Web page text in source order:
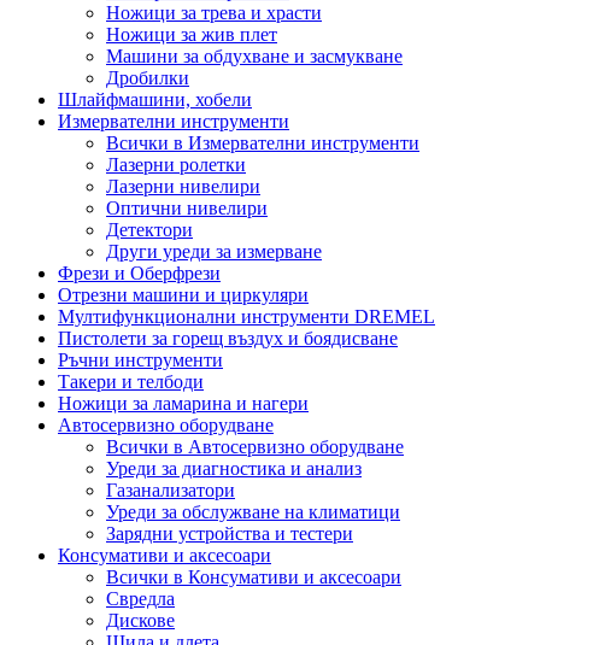
Ножици за трева и храсти
Ножици за жив плет
Машини за обдухване и засмукване
Дробилки
Шлайфмашини, хобели
Измервателни инструменти
Всички в Измервателни инструменти
Лазерни ролетки
Лазерни нивелири
Оптични нивелири
Детектори
Други уреди за измерване
Фрези и Оберфрези
Отрезни машини и циркуляри
Мултифункционални инструменти DREMEL
Пистолети за горещ въздух и боядисване
Ръчни инструменти
Такери и телбоди
Ножици за ламарина и нагери
Автосервизно оборудване
Всички в Автосервизно оборудване
Уреди за диагностика и анализ
Газанализатори
Уреди за обслужване на климатици
Зарядни устройства и тестери
Консумативи и аксесоари
Всички в Консумативи и аксесоари
Свредла
Дискове